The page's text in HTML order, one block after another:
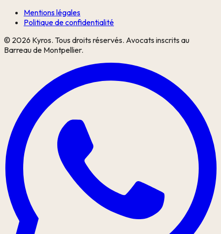
Mentions légales
Politique de confidentialité
© 2026 Kyros. Tous droits réservés. Avocats inscrits au
Barreau de Montpellier.